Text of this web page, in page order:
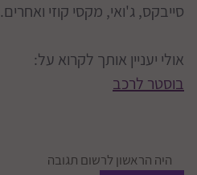
סייבקס, ג'ואי, מקסי קוזי ואחרים.
אולי יעניין אותך לקרוא על:
בוסטר לרכב
היה הראשון לרשום תגובה